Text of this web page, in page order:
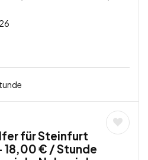
für Steinfurt
€ / Stunde